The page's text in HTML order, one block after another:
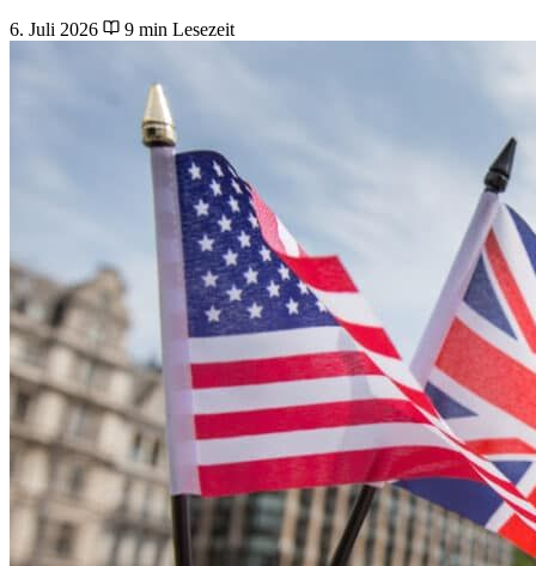
6. Juli 2026
9 min Lesezeit